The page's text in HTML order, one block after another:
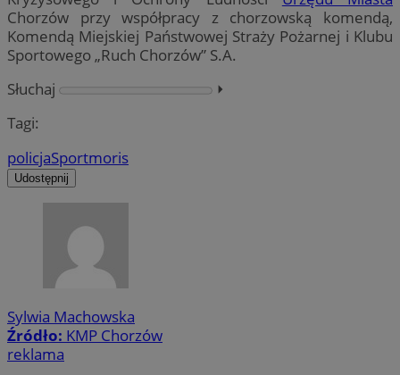
Chorzów przy współpracy z chorzowską komendą,
Komendą Miejskiej Państwowej Straży Pożarnej i Klubu
Sportowego „Ruch Chorzów” S.A.
Słuchaj
⏵︎
Tagi:
policjaSportmoris
Udostępnij
Sylwia Machowska
Źródło: KMP Chorzów
reklama